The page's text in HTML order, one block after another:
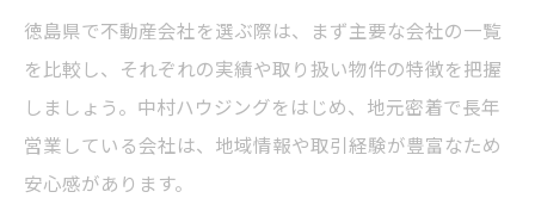
中村ハウジングで実現する快適な日常生活
家族に合った住環境を見つけるポイント
中村ハウジングが提案する家族構成別の住
徳島県で不動産会社を選ぶ際は、まず主要な会社の一覧
を比較し、それぞれの実績や取り扱い物件の特徴を把握
しましょう。中村ハウジングをはじめ、地元密着で長年
営業している会社は、地域情報や取引経験が豊富なため
安心感があります。